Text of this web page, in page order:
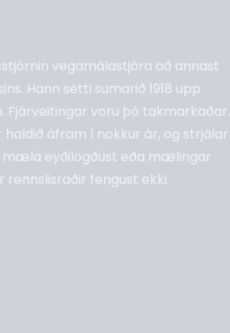
vegamálastjóra að annast
Hann setti sumarið 1918 upp
voru þó takmarkaðar.
áfram í nokkur ár, og strjálar
mæla eyðilögðust eða mælingar
fengust ekki.